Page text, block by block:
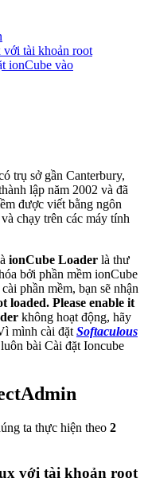
tài khoản root
ionCube vào
trụ sở gần Canterbury,
lập năm 2002 và đã
được viết bằng ngôn
chạy trên các máy tính
ionCube Loader là thư
bởi phần mềm ionCube
phần mềm, bạn sẽ nhận
loaded. Please enable it
không hoạt động, hãy
mình cài đặt Softaculous
bài Cài đặt Ioncube
ta thực hiện theo 2
với tài khoản root